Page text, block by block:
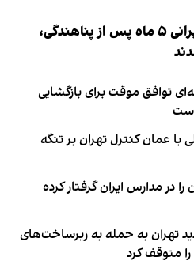
دو فوتبالیست زن ایرانی ۵ ماه پس از پناهندگی،
توافق موقت برای بازگشایی
است
با عمان کنترل تهران بر تنگه
در مدارس ایران گرفتار کرده
تهران به حمله به زیرساخت‌های
متوقف کرد